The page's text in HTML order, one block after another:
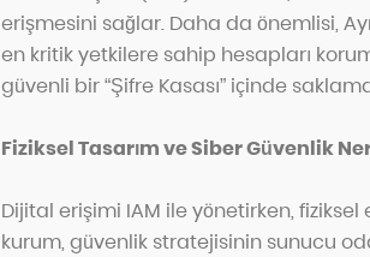
erişmesini sağlar. Daha da önemlisi,
en kritik yetkilere sahip hesapları
güvenli bir “Şifre Kasası” içinde
Fiziksel Tasarım ve Siber Güvenlik
Dijital erişimi IAM ile yönetirken,
kurum, güvenlik stratejisinin sunucu